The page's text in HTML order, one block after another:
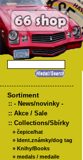
Sortiment
:: - News/novinky -
:: Akce / Sale
:: Collections/Sbírky
» čepice/hat
» Ident.známky/dog tag
» Knihy/Books
» medals / medaile